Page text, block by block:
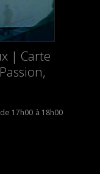
| Carte
17h00 18h00